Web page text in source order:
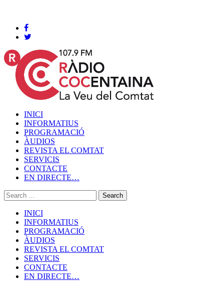
INICI
INFORMATIUS
PROGRAMACIÓ
ÀUDIOS
REVISTA EL COMTAT
SERVICIS
CONTACTE
EN DIRECTE…
INICI
INFORMATIUS
PROGRAMACIÓ
ÀUDIOS
REVISTA EL COMTAT
SERVICIS
CONTACTE
EN DIRECTE…